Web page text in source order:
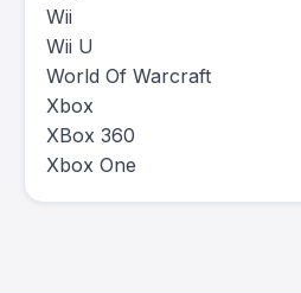
Wii
Wii U
World Of Warcraft
Xbox
XBox 360
Xbox One